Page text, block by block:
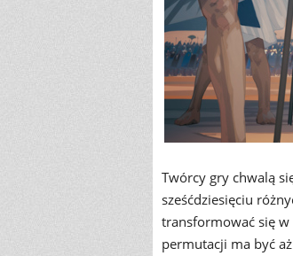
Twórcy gry chwalą
sześćdziesięciu
transformować się w
permutacji ma być